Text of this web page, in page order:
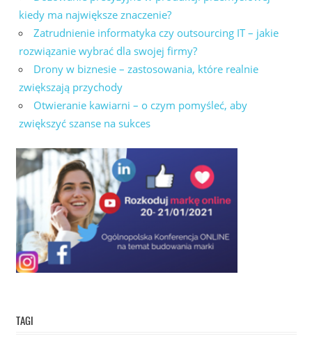
kiedy ma największe znaczenie?
Zatrudnienie informatyka czy outsourcing IT – jakie
rozwiązanie wybrać dla swojej firmy?
Drony w biznesie – zastosowania, które realnie
zwiększają przychody
Otwieranie kawiarni – o czym pomyśleć, aby
zwiększyć szanse na sukces
TAGI